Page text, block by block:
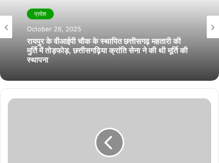
प्रदेश
October 26, 2025
रायपुर के वीआईपी चौक के स्थापित छत्तीसगढ़ महतारी की
मुर्ति में तोड़फोड़, छत्तीसगढ़िया क्रांति सेना ने की थी मूर्ति की
स्थापना